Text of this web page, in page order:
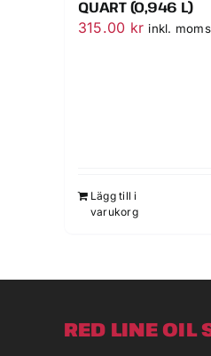
QUART (0,946 L)
315.00 kr inkl. moms
Lägg till i
varukorg
RED LINE OIL